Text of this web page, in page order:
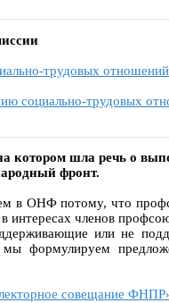
трудовых
социально-трудовых
котором шла речь о
фронт.
в ОНФ потому, что
интересах членов
или не
формулируем
совещание